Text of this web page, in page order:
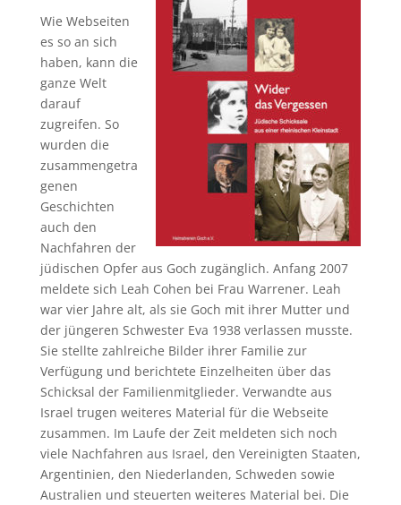
Wie Webseiten
es so an sich
haben, kann die
ganze Welt
darauf
zugreifen. So
wurden die
zusammengetra
genen
Geschichten
auch den
Nachfahren der
jüdischen Opfer aus Goch zugänglich. Anfang 2007
meldete sich Leah Cohen bei Frau Warrener. Leah
war vier Jahre alt, als sie Goch mit ihrer Mutter und
der jüngeren Schwester Eva 1938 verlassen musste.
Sie stellte zahlreiche Bilder ihrer Familie zur
Verfügung und berichtete Einzelheiten über das
Schicksal der Familienmitglieder. Verwandte aus
Israel trugen weiteres Material für die Webseite
zusammen. Im Laufe der Zeit meldeten sich noch
viele Nachfahren aus Israel, den Vereinigten Staaten,
Argentinien, den Niederlanden, Schweden sowie
Australien und steuerten weiteres Material bei. Die